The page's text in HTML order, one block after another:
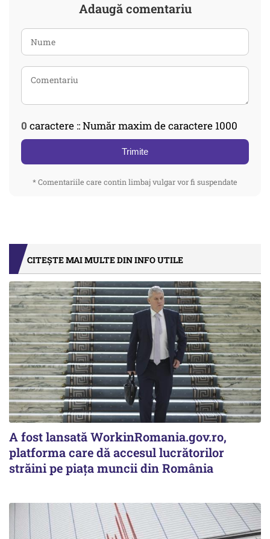
Adaugă comentariu
0 caractere :: Număr maxim de caractere 1000
Trimite
* Comentariile care contin limbaj vulgar vor fi suspendate
CITEȘTE MAI MULTE DIN INFO UTILE
A fost lansată WorkinRomania.gov.ro,
platforma care dă accesul lucrătorilor
străini pe piața muncii din România